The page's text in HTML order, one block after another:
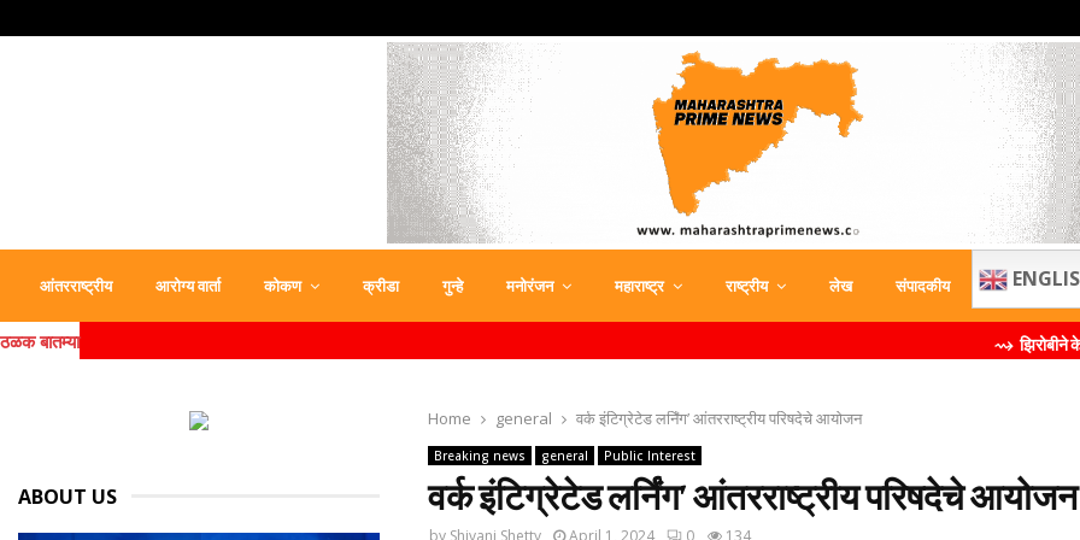
आंतरराष्ट्रीय आरोग्य वार्ता कोकण क्रीडा गुन्हे मनोरंजन महाराष्ट्र राष्ट्रीय लेख संपादकीय
ठळक बातम्या ⇝ झिरोबीने केली मिलिंद
Home general वर्क इंटिग्रेटेड लर्निंग’ आंतरराष्ट्रीय परिषदेचे आयोजन
Breaking news general Public Interest
वर्क इंटिग्रेटेड लर्निंग’ आंतरराष्ट्रीय परिषदेचे आयोजन
by Shivani Shetty April 1, 2024 0 134
ABOUT US